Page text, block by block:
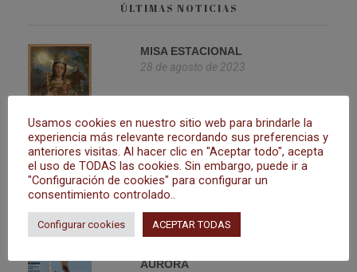
ÚLTIMAS NOTICIAS
MISA ESTACIONAL
28 de agosto de 2023
SOLEMNE NOVENA
23 de agosto de 2023
AURORA
Usamos cookies en nuestro sitio web para brindarle la
experiencia más relevante recordando sus preferencias y
anteriores visitas. Al hacer clic en "Aceptar todo", acepta
el uso de TODAS las cookies. Sin embargo, puede ir a
"Configuración de cookies" para configurar un
consentimiento controlado..
Configurar cookies ACEPTAR TODAS